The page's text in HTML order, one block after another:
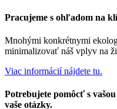
Pracujeme s ohľadom na
Mnohými konkrétnymi
minimalizovať náš vplyv na
Viac informácií nájdete tu.
Potrebujete pomôcť s
vaše otázky.